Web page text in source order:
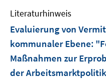
Literaturhinweis
Evaluierung von
kommunaler Ebene:
Maßnahmen zur
der